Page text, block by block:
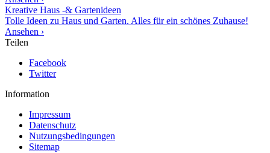
Kreative Haus -& Gartenideen
Tolle Ideen zu Haus und Garten. Alles für ein schönes Zuhause!
Ansehen ›
Teilen
Facebook
Twitter
Information
Impressum
Datenschutz
Nutzungsbedingungen
Sitemap